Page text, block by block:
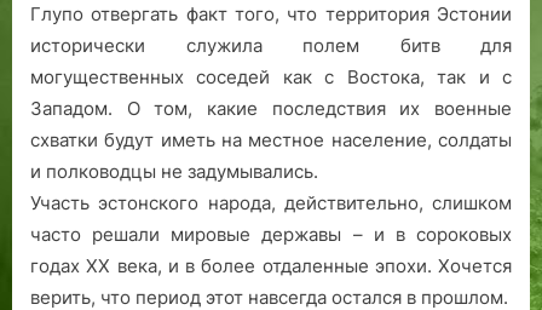
Глупо отвергать факт того, что территория Эстонии
исторически служила полем битв для
могущественных соседей как с Востока, так и с
Западом. О том, какие последствия их военные
схватки будут иметь на местное население, солдаты
и полководцы не задумывались.
Участь эстонского народа, действительно, слишком
часто решали мировые державы – и в сороковых
годах ХХ века, и в более отдаленные эпохи. Хочется
верить, что период этот навсегда остался в прошлом.